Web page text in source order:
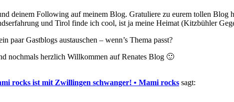
deinem Following auf meinem Blog. Gratuliere zu eurem tollen
und Tirol finde ich cool, ist ja meine Heimat (Kitzbühler
paar Gastblogs austauschen – wenn’s Thema passt?
nochmals herzlich Willkommen auf Renates Blog 🙂
rocks ist mit Zwillingen schwanger! • Mami rocks sagt: